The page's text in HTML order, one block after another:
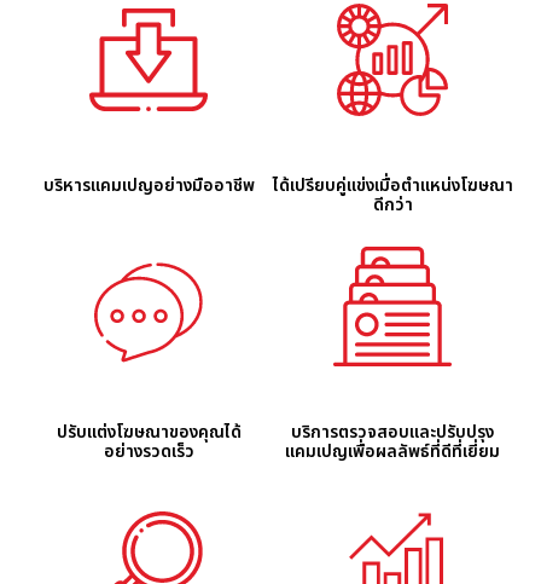
บริหารแคมเปญอย่างมืออาชีพ ได้เปรียบคู่แข่งเมื่อตำแหน่งโฆษณา
ดีกว่า
ปรับแต่งโฆษณาของคุณได้
อย่างรวดเร็ว
บริการตรวจสอบและปรับปรุง
แคมเปญเพื่อผลลัพธ์ที่ดีที่เยี่ยม